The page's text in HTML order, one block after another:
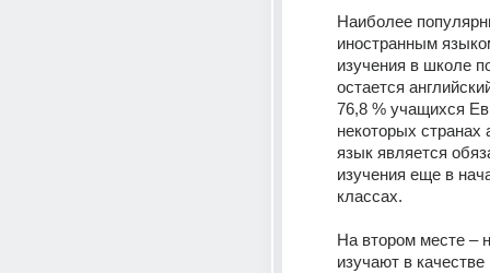
Наиболее
иностранным
изучения в школе
остается
76,8 % учащихся
некоторых странах
язык является
изучения еще в
классах.
На втором месте –
изучают в качестве